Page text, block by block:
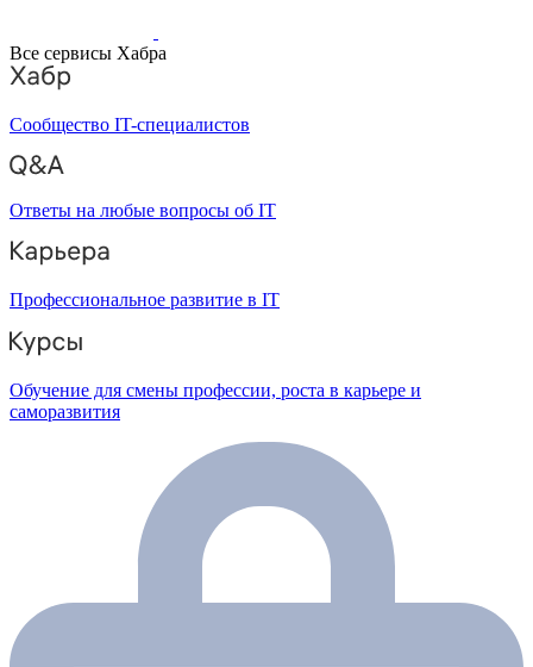
Все сервисы Хабра
Сообщество IT-специалистов
Ответы на любые вопросы об IT
Профессиональное развитие в IT
Обучение для смены профессии, роста в карьере и
саморазвития